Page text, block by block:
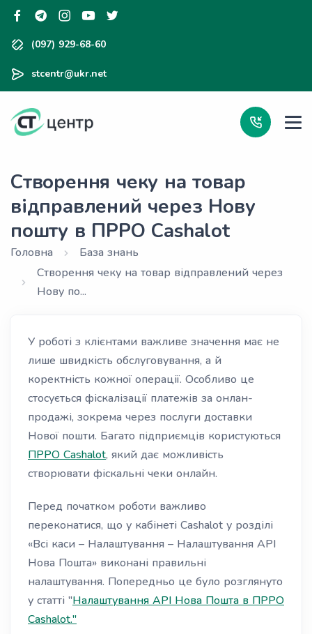
(097) 929-68-60
stcentr@ukr.net
Створення чеку на товар
відправлений через Нову
пошту в ПРРО Cashalot
Головна
База знань
Створення чеку на товар відправлений через
Нову по...
У роботі з клієнтами важливе значення має не
лише швидкість обслуговування, а й
коректність кожної операції. Особливо це
стосується фіскалізації платежів за онлан-
продажі, зокрема через послуги доставки
Нової пошти. Багато підприємців користуються
ПРРО Cashalot, який дає можливість
створювати фіскальні чеки онлайн.
Перед початком роботи важливо
переконатися, що у кабінеті Cashalot у розділі
«Всі каси – Налаштування – Налаштування API
Нова Пошта» виконані правильні
налаштування. Попередньо це було розглянуто
у статті "Налаштування API Нова Пошта в ПРРО
Cashalot."